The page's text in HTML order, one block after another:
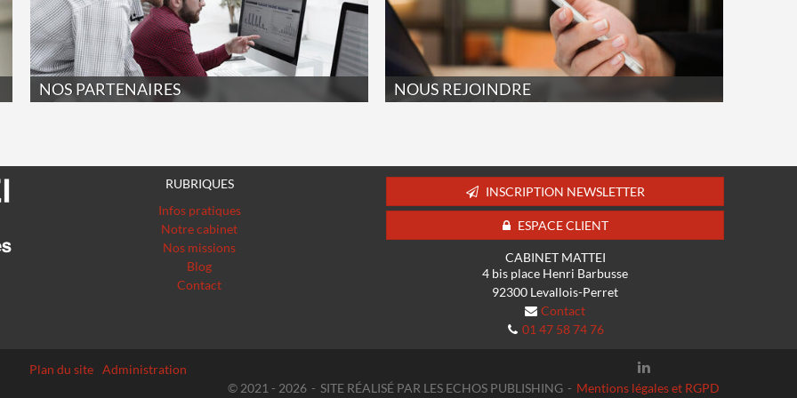
NOS PARTENAIRES NOUS REJOINDRE
RUBRIQUES
Infos pratiques
Notre cabinet
Nos missions
Blog
Contact
INSCRIPTION NEWSLETTER
ESPACE CLIENT
CABINET MATTEI
4 bis place Henri Barbusse
92300 Levallois-Perret
Contact
01 47 58 74 76
Plan du site Administration
© 2021 - 2026
SITE RÉALISÉ PAR LES ECHOS PUBLISHING Mentions légales et RGPD